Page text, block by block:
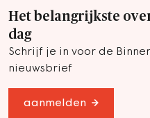
Het belangrijkste
dag
Schrijf je in voor de
nieuwsbrief
aanmelden